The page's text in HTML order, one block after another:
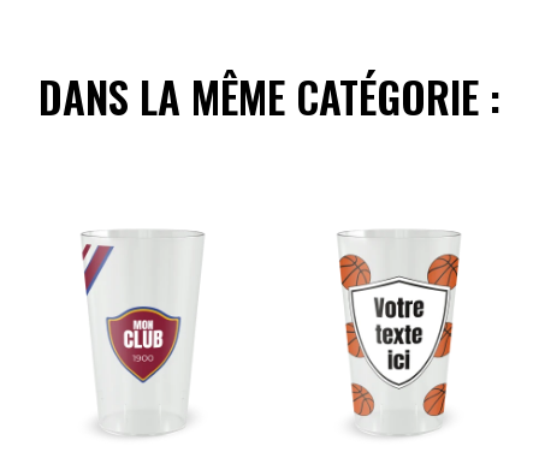
DANS LA MÊME CATÉGORIE :